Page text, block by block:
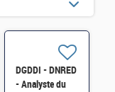
DGDDI - DNRED
- Analyste du